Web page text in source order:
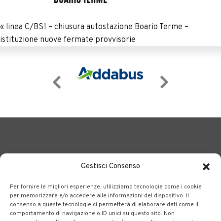
Gestisci Consenso
Per fornire le migliori esperienze, utilizziamo tecnologie come i cookie
per memorizzare e/o accedere alle informazioni del dispositivo. Il
consenso a queste tecnologie ci permetterà di elaborare dati come il
comportamento di navigazione o ID unici su questo sito. Non
« linea C/BS1 – chiusura autostazione Boario Terme –
istituzione nuove fermate provvisorie
BERGAMO TRASPORTI portale delle tre società Consortili
dedite al trasporto pubblico locale su tutto il territorio
bergamasco.